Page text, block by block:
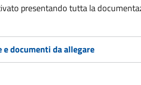
presentando tutta la
documenti da allegare